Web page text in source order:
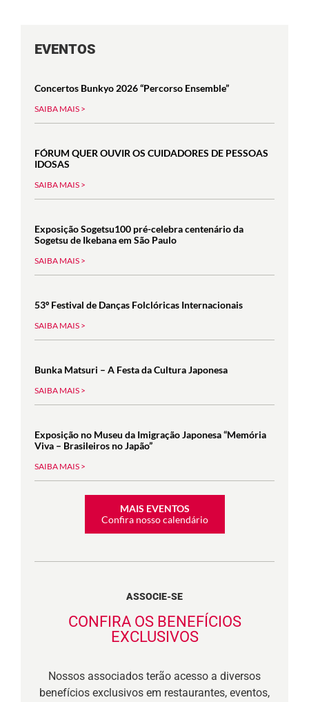
EVENTOS
Concertos Bunkyo 2026 “Percorso Ensemble”
SAIBA MAIS >
FÓRUM QUER OUVIR OS CUIDADORES DE PESSOAS
IDOSAS
SAIBA MAIS >
Exposição Sogetsu100 pré-celebra centenário da
Sogetsu de Ikebana em São Paulo
SAIBA MAIS >
53º Festival de Danças Folclóricas Internacionais
SAIBA MAIS >
Bunka Matsuri – A Festa da Cultura Japonesa
SAIBA MAIS >
Exposição no Museu da Imigração Japonesa “Memória
Viva – Brasileiros no Japão”
SAIBA MAIS >
MAIS EVENTOS
Confira nosso calendário
ASSOCIE-SE
CONFIRA OS BENEFÍCIOS
EXCLUSIVOS
Nossos associados terão acesso a diversos
benefícios exclusivos em restaurantes, eventos,